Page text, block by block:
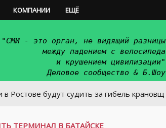
КОМПАНИИ ЕЩЁ
"СМИ - это орган, не видящий разницы
между падением с велосипеда
и крушением цивилизации"
Деловое сообщество & Б.Шоу
будут судить за гибель крановщика
ТЕРМИНАЛ В БАТАЙСКЕ